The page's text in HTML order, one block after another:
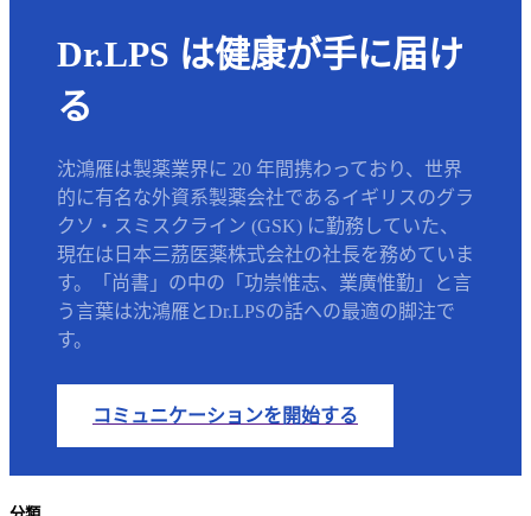
Dr.LPS は健康が手に届け
る
沈鴻雁は製薬業界に 20 年間携わっており、世界
的に有名な外資系製薬会社であるイギリスのグラ
クソ・スミスクライン (GSK) に勤務していた、
現在は日本三茘医薬株式会社の社長を務めていま
す。「尚書」の中の「功崇惟志、業廣惟勤」と言
う言葉は沈鴻雁とDr.LPSの話への最適の脚注で
す。
コミュニケーションを開始する